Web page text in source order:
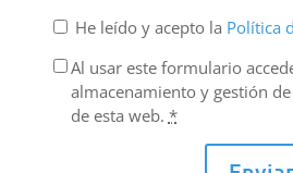
He leído y acepto la Política
Al usar este formulario
almacenamiento y gestión
de esta web. *